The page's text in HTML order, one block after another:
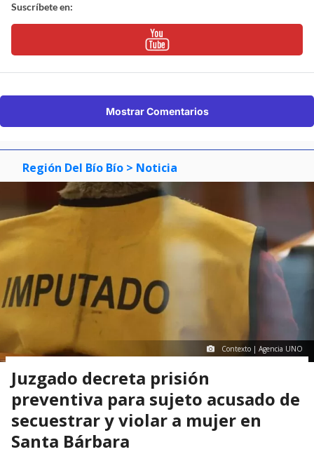
Suscríbete en:
Mostrar Comentarios
Región Del Bío Bío > Noticia
Contexto | Agencia UNO
Juzgado decreta prisión
preventiva para sujeto acusado de
secuestrar y violar a mujer en
Santa Bárbara